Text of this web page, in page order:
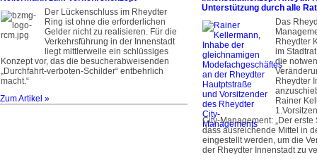
Der Lückenschluss im Rheydter
Ring ist ohne die erforderlichen
Gelder nicht zu realisieren. Für die
Verkehrsführung in der Innenstadt
liegt mittlerweile ein schlüssiges
Konzept vor, das die besucherabweisenden
„Durchfahrt-verboten-Schilder“ entbehrlich
macht.“
Zum Artikel »
Unterstützung durch alle
Das
Rheydter
im
die
Rheydter
Rainer
City-Management: „Der erste
dass ausreichende Mittel in
eingestellt werden, um die
der Rheydter Innenstadt zu